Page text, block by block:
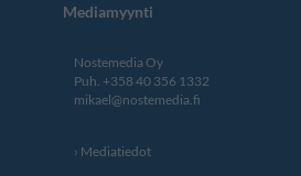
Mediamyynti
Nostemedia Oy
Puh. +358 40 356 1332
mikael@nostemedia.fi
Mediatiedot